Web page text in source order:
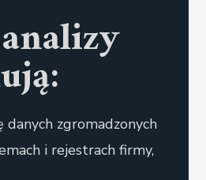
danych zgromadzonych
i rejestrach firmy,